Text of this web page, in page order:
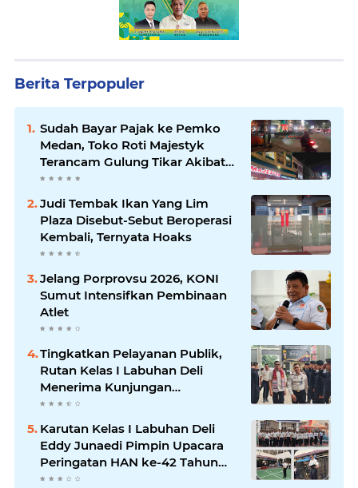
Berita Terpopuler
Sudah Bayar Pajak ke Pemko
Medan, Toko Roti Majestyk
Terancam Gulung Tikar Akibat
Akses Jalan Ditutup Pedagang
Angkringan
Judi Tembak Ikan Yang Lim
Plaza Disebut-Sebut Beroperasi
Kembali, Ternyata Hoaks
Jelang Porprovsu 2026, KONI
Sumut Intensifkan Pembinaan
Atlet
Tingkatkan Pelayanan Publik,
Rutan Kelas I Labuhan Deli
Menerima Kunjungan
Rombongan Staf Khusus
Menteri Imipas
Karutan Kelas I Labuhan Deli
Eddy Junaedi Pimpin Upacara
Peringatan HAN ke-42 Tahun
2026